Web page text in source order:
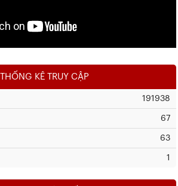
THỐNG KÊ TRUY CẬP
191938
67
63
1